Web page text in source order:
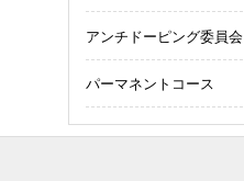
アンチドーピング委員会
パーマネントコース